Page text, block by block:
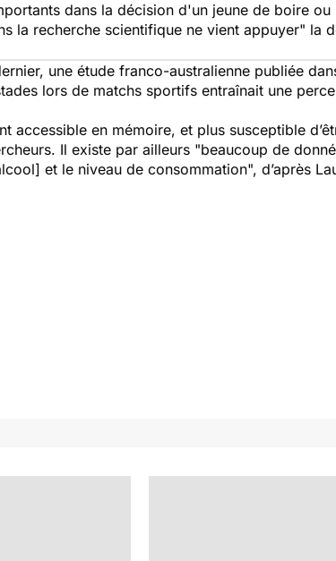
dans la décision d'un jeune de boire
la recherche scientifique ne vient appuyer" la
une étude franco-australienne publiée
lors de matchs sportifs entraînait une
accessible en mémoire, et plus susceptible
Il existe par ailleurs "beaucoup de
et le niveau de consommation", d’après